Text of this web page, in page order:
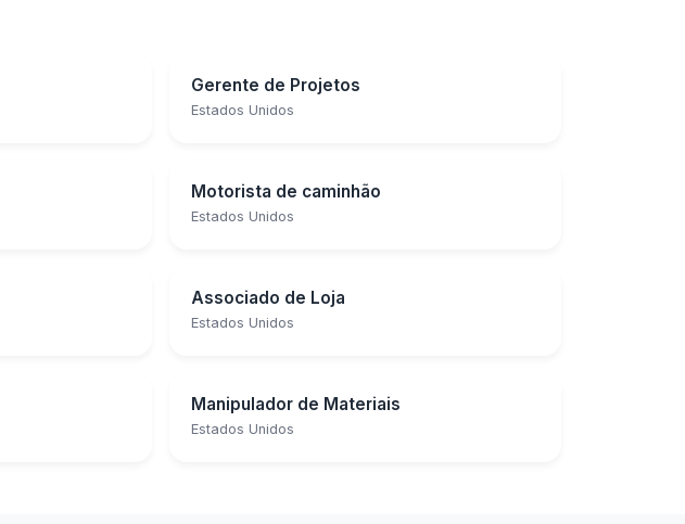
Gerente de Projetos
Estados Unidos
Motorista de caminhão
Estados Unidos
Associado de Loja
Estados Unidos
Manipulador de Materiais
Estados Unidos